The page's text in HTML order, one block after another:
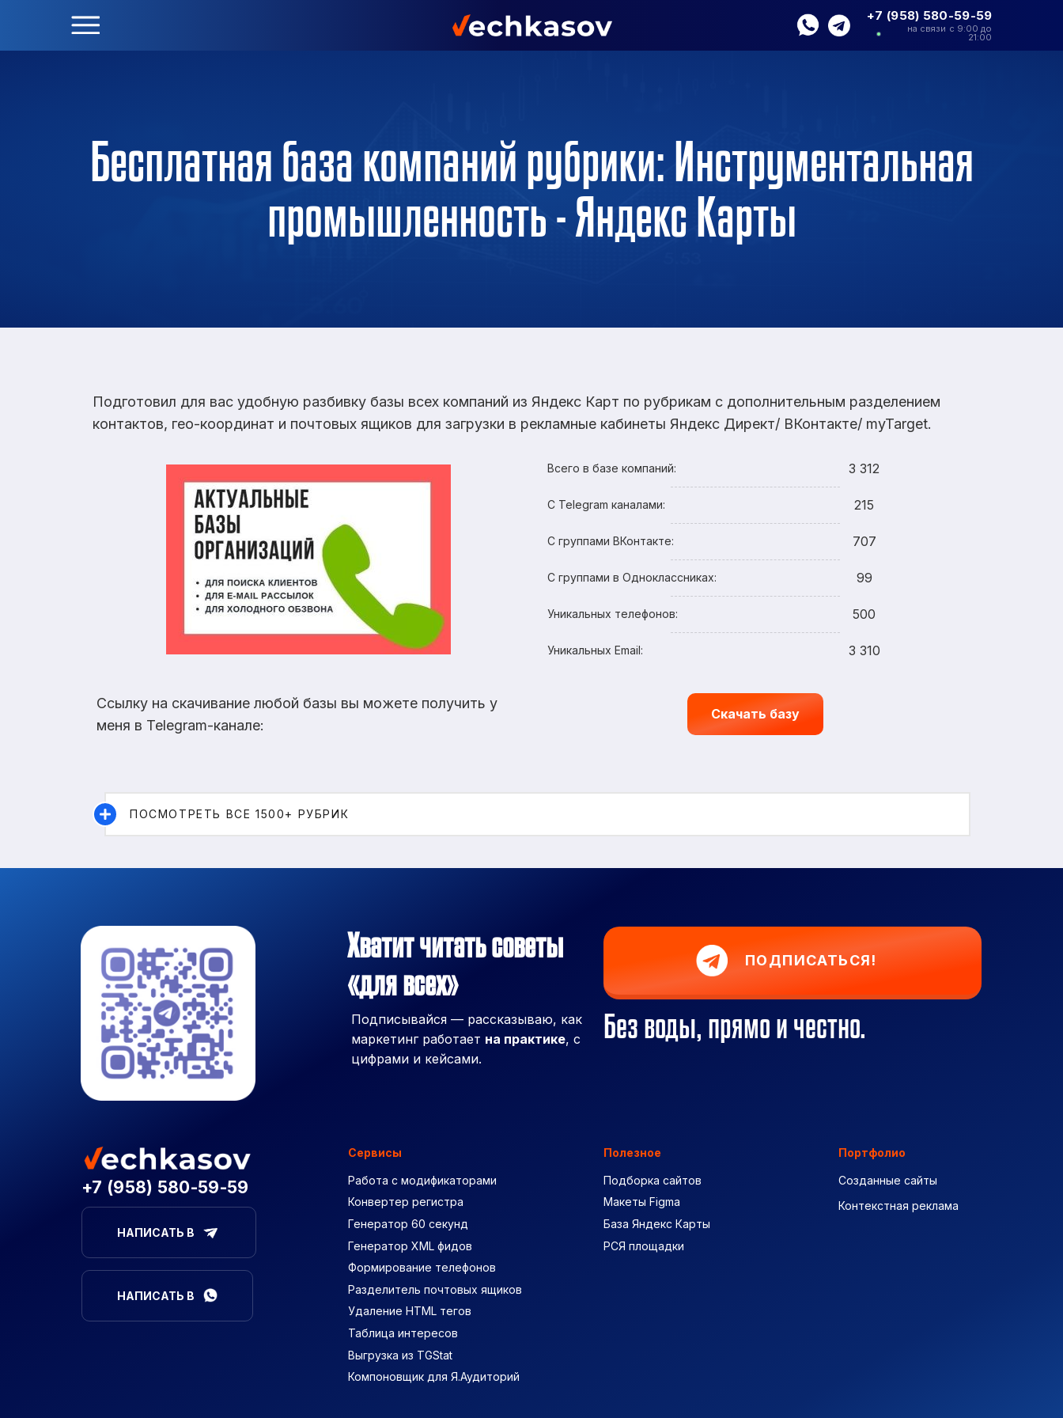
+7 (958) 580-59-59
на связи с 9:00 до
21:00
Бесплатная база компаний рубрики: Инструментальная
промышленность - Яндекс Карты
Подготовил для вас удобную разбивку базы всех компаний из Яндекс Карт по рубрикам с дополнительным разделением
контактов, гео-координат и почтовых ящиков для загрузки в рекламные кабинеты Яндекс Директ/ ВКонтакте/ myTarget.
Всего в базе компаний: 3 312
С Telegram каналами: 215
С группами ВКонтакте: 707
С группами в Одноклассниках: 99
Уникальных телефонов: 500
Уникальных Email: 3 310
Ссылку на скачивание любой базы вы можете получить у
меня в Telegram-канале:
Скачать базу
ПОСМОТРЕТЬ ВСЕ 1500+ РУБРИК
Хватит читать советы
«для всех»
Подписывайся — рассказываю, как
маркетинг работает на практике, с
цифрами и кейсами.
ПОДПИСАТЬСЯ!
Без воды, прямо и честно.
+7 (958) 580-59-59
НАПИСАТЬ В
НАПИСАТЬ В
Сервисы
Работа с модификаторами
Конвертер регистра
Генератор 60 секунд
Генератор XML фидов
Формирование телефонов
Разделитель почтовых ящиков
Удаление HTML тегов
Таблица интересов
Выгрузка из TGStat
Компоновщик для Я.Аудиторий
Полезное
Подборка сайтов
Макеты Figma
База Яндекс Карты
РСЯ площадки
Портфолио
Созданные сайты
Контекстная реклама